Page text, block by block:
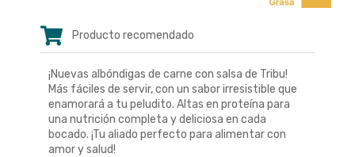
Producto recomendado
¡Nuevas albóndigas de carne con salsa de Tribu!
Más fáciles de servir, con un sabor irresistible que
enamorará a tu peludito. Altas en proteína para
una nutrición completa y deliciosa en cada
bocado. ¡Tu aliado perfecto para alimentar con
amor y salud!